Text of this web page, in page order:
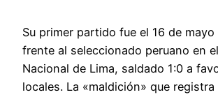
Su primer partido fue el 16 de mayo
frente al seleccionado peruano en
Nacional de Lima, saldado 1:0 a
locales. La «maldición» que registra